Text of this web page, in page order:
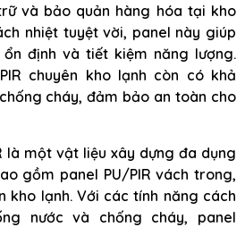
và bảo quản hàng hóa tại kho
nhiệt tuyệt vời, panel này giúp
định và tiết kiệm năng lượng.
chuyên kho lạnh còn có khả
cháy, đảm bảo an toàn cho
là một vật liệu xây dựng đa dụng
gồm panel PU/PIR vách trong,
kho lạnh. Với các tính năng cách
nước và chống cháy, panel